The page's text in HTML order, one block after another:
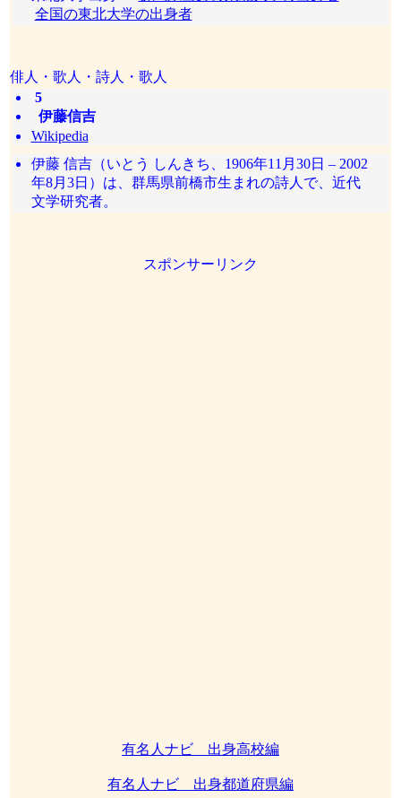
全国の東北大学の出身者
俳人・歌人・詩人・歌人
5
伊藤信吉
Wikipedia
伊藤 信吉（いとう しんきち、1906年11月30日 – 2002
年8月3日）は、群馬県前橋市生まれの詩人で、近代
文学研究者。
スポンサーリンク
有名人ナビ 出身高校編
有名人ナビ 出身都道府県編